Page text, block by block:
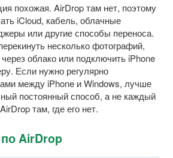
похожая. AirDrop там нет, поэтому
iCloud, кабель, облачные
или другие способы переноса.
несколько фотографий,
облако или подключить iPhone
Если нужно регулярно
между iPhone и Windows, лучше
постоянный способ, а не каждый
там, где его нет.
AirDrop